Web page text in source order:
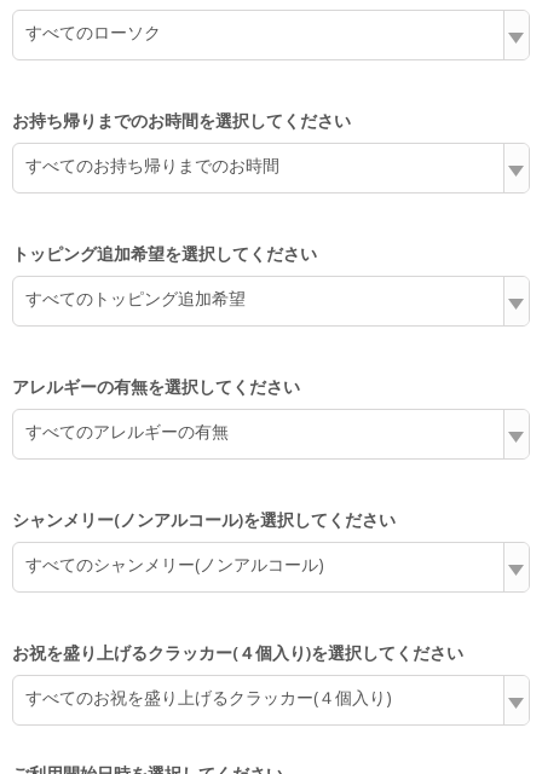
すべてのローソク
お持ち帰りまでのお時間を選択してください
すべてのお持ち帰りまでのお時間
トッピング追加希望を選択してください
すべてのトッピング追加希望
アレルギーの有無を選択してください
すべてのアレルギーの有無
シャンメリー(ノンアルコール)を選択してください
すべてのシャンメリー(ノンアルコール)
お祝を盛り上げるクラッカー(４個入り)を選択してください
すべてのお祝を盛り上げるクラッカー(４個入り)